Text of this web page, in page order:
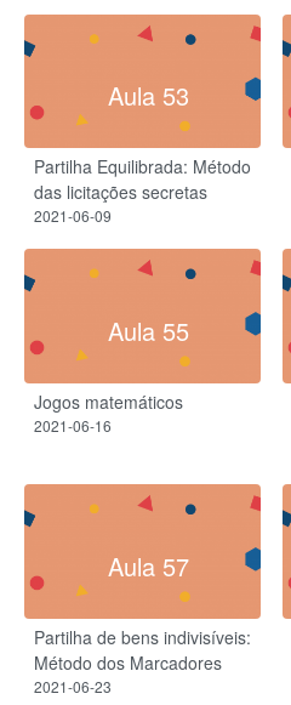
Aula 53
Partilha Equilibrada: Método
das licitações secretas
2021-06-09
Aula 55
Jogos matemáticos
2021-06-16
Aula 57
Partilha de bens indivisíveis:
Método dos Marcadores
2021-06-23